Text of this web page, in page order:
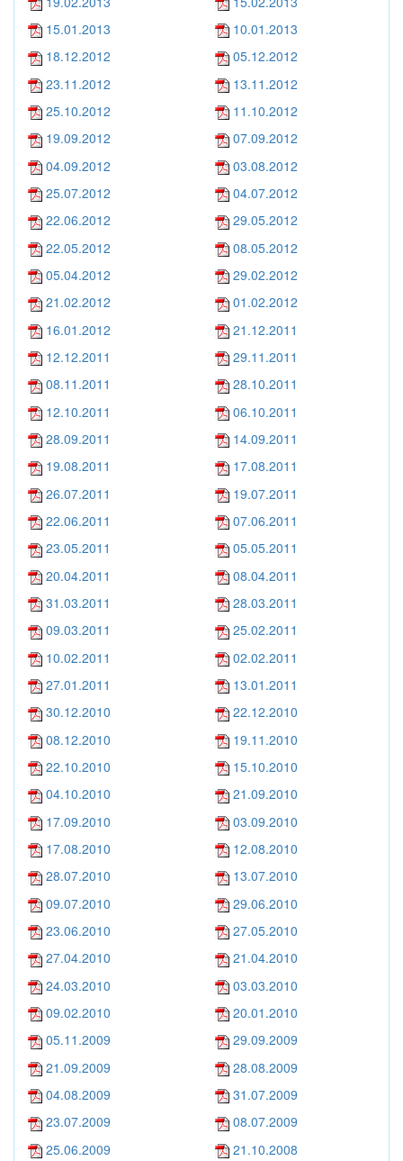
15.01.2013
10.01.2013
18.12.2012
05.12.2012
23.11.2012
13.11.2012
25.10.2012
11.10.2012
19.09.2012
07.09.2012
04.09.2012
03.08.2012
25.07.2012
04.07.2012
22.06.2012
29.05.2012
22.05.2012
08.05.2012
05.04.2012
29.02.2012
21.02.2012
01.02.2012
16.01.2012
21.12.2011
12.12.2011
29.11.2011
08.11.2011
28.10.2011
12.10.2011
06.10.2011
28.09.2011
14.09.2011
19.08.2011
17.08.2011
26.07.2011
19.07.2011
22.06.2011
07.06.2011
23.05.2011
05.05.2011
20.04.2011
08.04.2011
31.03.2011
28.03.2011
09.03.2011
25.02.2011
10.02.2011
02.02.2011
27.01.2011
13.01.2011
30.12.2010
22.12.2010
08.12.2010
19.11.2010
22.10.2010
15.10.2010
04.10.2010
21.09.2010
17.09.2010
03.09.2010
17.08.2010
12.08.2010
28.07.2010
13.07.2010
09.07.2010
29.06.2010
23.06.2010
27.05.2010
27.04.2010
21.04.2010
24.03.2010
03.03.2010
09.02.2010
20.01.2010
05.11.2009
29.09.2009
21.09.2009
28.08.2009
04.08.2009
31.07.2009
23.07.2009
08.07.2009
25.06.2009
21.10.2008